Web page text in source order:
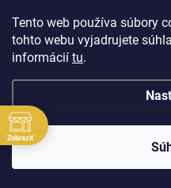
Tento web používa súbory
tohto webu vyjadrujete
informácií tu.
Prihlásiť sa
Elite
Zobraziť